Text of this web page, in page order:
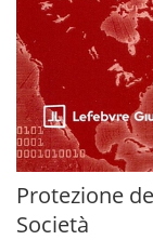
Protezione
Società